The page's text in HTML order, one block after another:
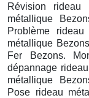
Révision rideau
métallique
Problème
métallique
Fer Bezons.
dépannage
métallique
Pose rideau